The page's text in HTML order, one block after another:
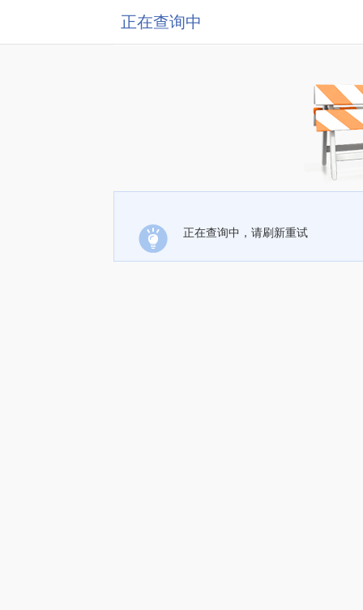
正在查询中
正在查询中，请刷新重试